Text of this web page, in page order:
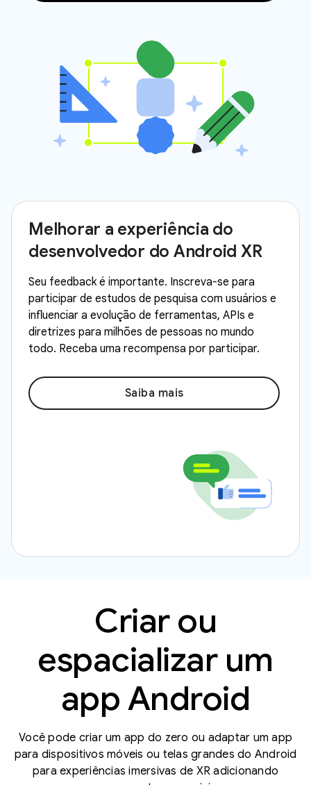
Melhorar a experiência do
desenvolvedor do Android XR
Seu feedback é importante. Inscreva-se para
participar de estudos de pesquisa com usuários e
influenciar a evolução de ferramentas, APIs e
diretrizes para milhões de pessoas no mundo
todo. Receba uma recompensa por participar.
Saiba mais
Criar ou
espacializar um
app Android
Você pode criar um app do zero ou adaptar um app
para dispositivos móveis ou telas grandes do Android
para experiências imersivas de XR adicionando